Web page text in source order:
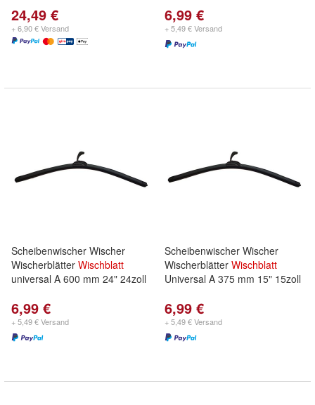
24,49 €
+ 6,90 € Versand
6,99 €
+ 5,49 € Versand
Scheibenwischer Wischer
Wischerblätter Wischblatt
universal A 600 mm 24" 24zoll
6,99 €
+ 5,49 € Versand
Scheibenwischer Wischer
Wischerblätter Wischblatt
Universal A 375 mm 15" 15zoll
6,99 €
+ 5,49 € Versand